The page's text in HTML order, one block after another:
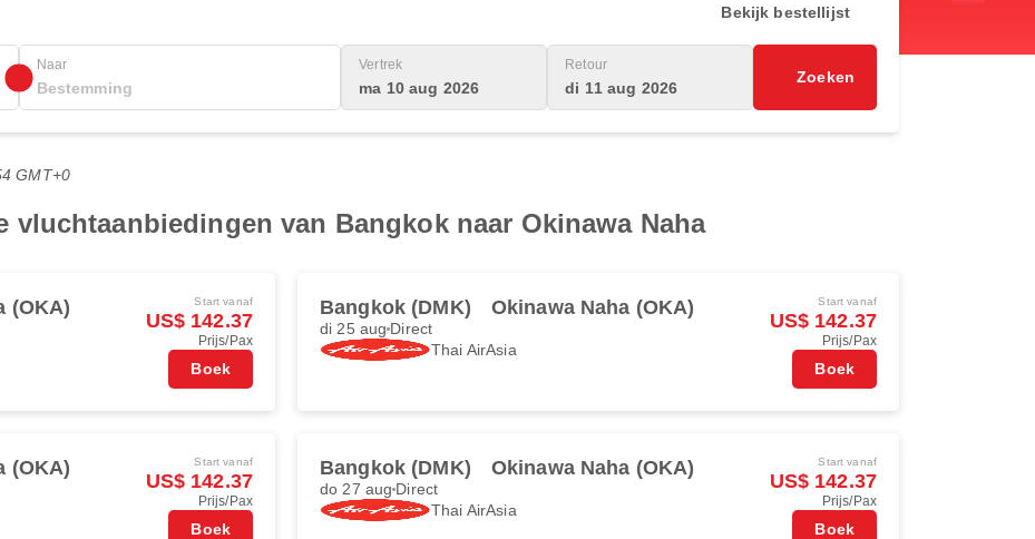
Bekijk bestellijst
Naar Vertrek
ma 10 aug 2026
Retour
di 11 aug 2026
Zoeken
GMT+0
vluchtaanbiedingen van Bangkok naar Okinawa Naha
(OKA) Start vanaf
US$ 142.37
Prijs/Pax
Boek
Bangkok (DMK) Okinawa Naha (OKA)
di 25 aug Direct
Thai AirAsia
Start vanaf
US$ 142.37
Prijs/Pax
Boek
(OKA) Start vanaf
US$ 142.37
Prijs/Pax
Boek
Bangkok (DMK) Okinawa Naha (OKA)
do 27 aug Direct
Thai AirAsia
Start vanaf
US$ 142.37
Prijs/Pax
Boek